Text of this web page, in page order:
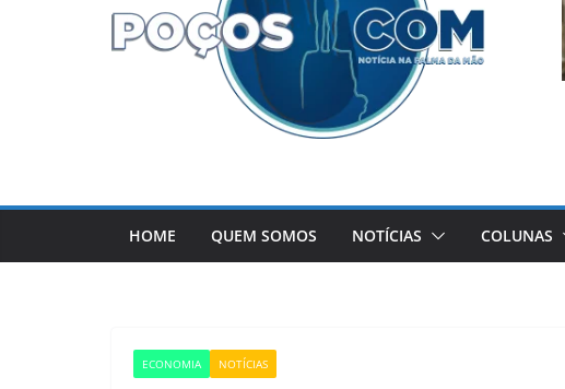
HOME QUEM SOMOS NOTÍCIAS COLUNAS
ECONOMIA NOTÍCIAS